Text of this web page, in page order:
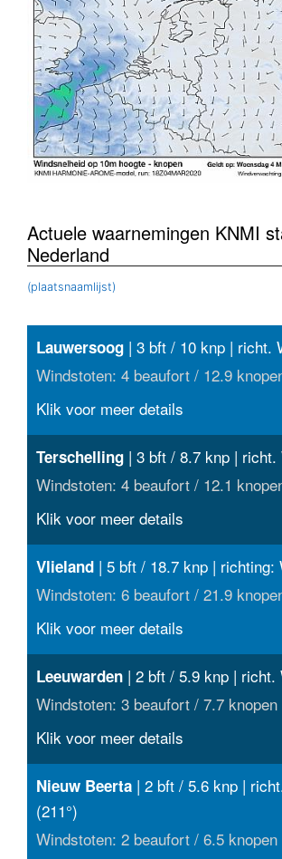
Actuele waarnemingen KNMI
Nederland
(plaatsnaamlijst)
Lauwersoog | 3 bft / 10 knp | richt.
Windstoten: 4 beaufort / 12.9
Klik voor meer details
Terschelling | 3 bft / 8.7 knp | richt.
Windstoten: 4 beaufort / 12.1
Klik voor meer details
Vlieland | 5 bft / 18.7 knp | richting:
Windstoten: 6 beaufort / 21.9
Klik voor meer details
Leeuwarden | 2 bft / 5.9 knp | richt.
Windstoten: 3 beaufort / 7.7 knopen
Klik voor meer details
Nieuw Beerta | 2 bft / 5.6 knp |
(211°)
Windstoten: 2 beaufort / 6.5 knopen